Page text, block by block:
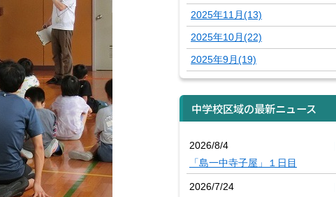
2025年11月(13)
2025年10月(22)
2025年9月(19)
中学校区域の最新ニュース
2026/8/4
「島一中寺子屋」１日目
2026/7/24